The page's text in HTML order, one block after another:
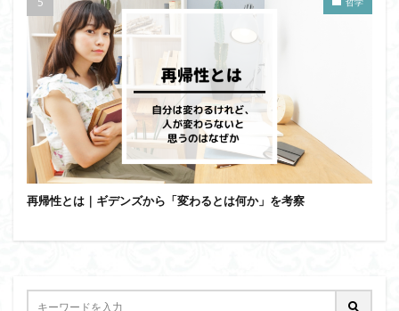
再帰性とは｜ギデンズから「変わるとは何か」を考察